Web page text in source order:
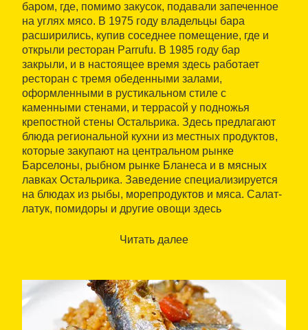
баром, где, помимо закусок, подавали запеченное
на углях мясо. В 1975 году владельцы бара
расширились, купив соседнее помещение, где и
открыли ресторан Parrufu. В 1985 году бар
закрыли, и в настоящее время здесь работает
ресторан с тремя обеденными залами,
оформленными в рустикальном стиле с
каменными стенами, и террасой у подножья
крепостной стены Остальрика. Здесь предлагают
блюда региональной кухни из местных продуктов,
которые закупают на центральном рынке
Барселоны, рыбном рынке Бланеса и в мясных
лавках Остальрика. Заведение специализируется
на блюдах из рыбы, морепродуктов и мяса. Салат-
латук, помидоры и другие овощи здесь
карте представлены различные наименования
автомобилей.
Читать далее